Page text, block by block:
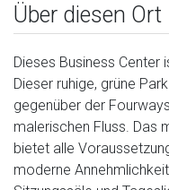
Über diesen Ort
Dieses Business Center
Dieser ruhige, grüne
gegenüber der
malerischen Fluss. Das
bietet alle
moderne